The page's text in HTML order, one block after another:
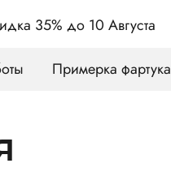
35% до 10 Августа
Примерка фартука